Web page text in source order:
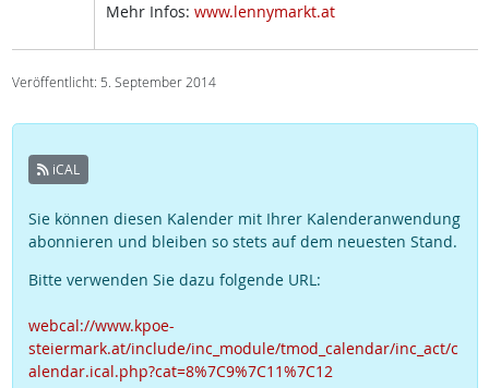
Mehr Infos: www.lennymarkt.at
Veröffentlicht: 5. September 2014
iCAL
Sie können diesen Kalender mit Ihrer Kalenderanwendung
abonnieren und bleiben so stets auf dem neuesten Stand.
Bitte verwenden Sie dazu folgende URL:
webcal://www.kpoe-
steiermark.at/include/inc_module/tmod_calendar/inc_act/c
alendar.ical.php?cat=8%7C9%7C11%7C12